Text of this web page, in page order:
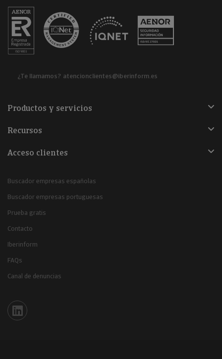
¿Te llamamos? atencionclientes@iberinform.es
Productos y servicios
Recursos
Acceso clientes
Buscador empresas españolas
Buscador empresas portuguesas
Prueba gratis
Contacto
Iberinform
FAQs
Canal de denuncias
Iberinform en Linkedin